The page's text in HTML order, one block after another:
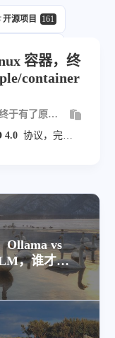
开源项目 161
容器，终
container
于有了原生
4.0 协议，完整
Ollama vs
，谁才是